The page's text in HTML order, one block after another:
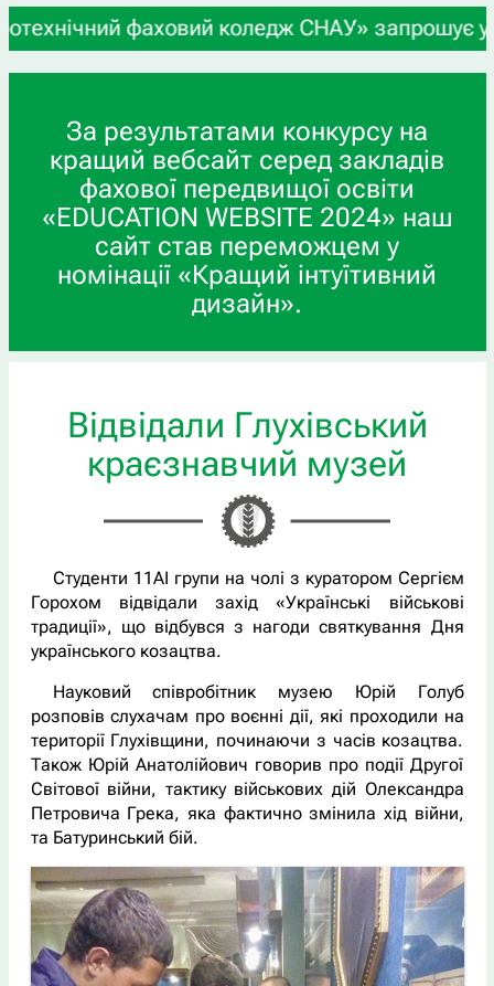
фаховий коледж СНАУ» запрошує учнів 9-х
За результатами конкурсу на
кращий вебсайт серед закладів
фахової передвищої освіти
«EDUCATION WEBSITE 2024» наш
сайт став переможцем у
номінації «Кращий інтуїтивний
дизайн».
Відвідали Глухівський
краєзнавчий музей
Студенти 11АІ групи на чолі з куратором Сергієм
Горохом відвідали захід «Українські військові
традиції», що відбувся з нагоди святкування Дня
українського козацтва.
Науковий співробітник музею Юрій Голуб
розповів слухачам про воєнні дії, які проходили на
території Глухівщини, починаючи з часів козацтва.
Також Юрій Анатолійович говорив про події Другої
Світової війни, тактику військових дій Олександра
Петровича Грека, яка фактично змінила хід війни,
та Батуринський бій.